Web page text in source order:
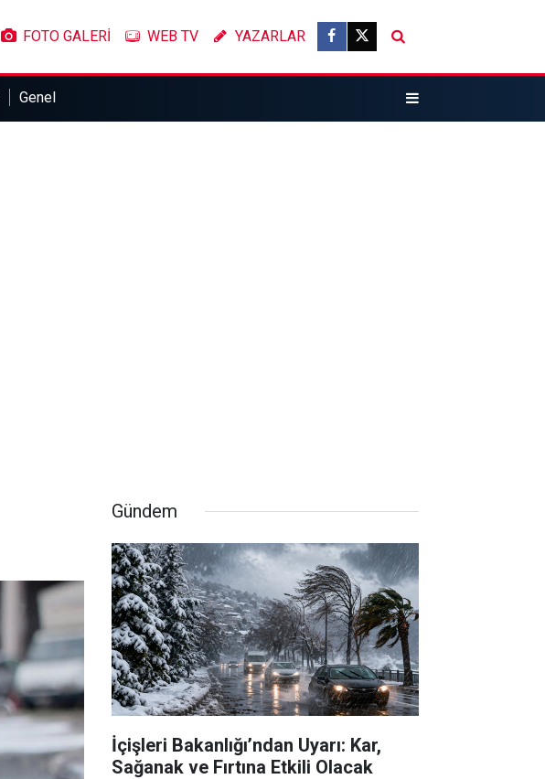
FOTO GALERİ WEB TV YAZARLAR
Genel
Gündem
İçişleri Bakanlığı’ndan Uyarı: Kar,
Sağanak ve Fırtına Etkili Olacak